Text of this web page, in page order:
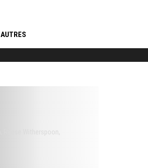
AUTRES
Reese Witherspoon,